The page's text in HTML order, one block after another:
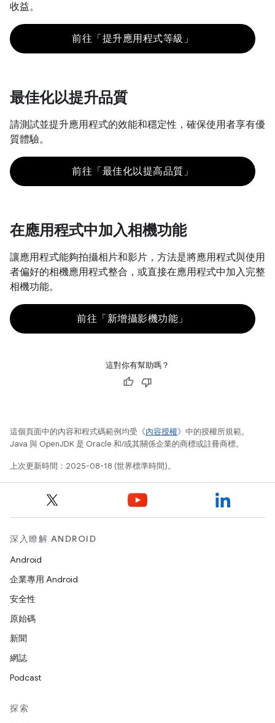
收益。
前往「提升應用程式等級」
最佳化以提升品質
請測試並提升應用程式的效能和穩定性，確保使用者享有優
質體驗。
前往「最佳化以提高品質」
在應用程式中加入相機功能
讓應用程式能夠拍攝相片和影片，方法是將應用程式與使用
者偏好的相機應用程式整合，或直接在應用程式中加入完整
相機功能。
前往「新增攝影機功能」
這對你有幫助嗎？
這個頁面中的內容和程式碼範例均受《內容授權》中的授權所規範。
Java 與 OpenJDK 是 Oracle 和/或其關係企業的商標或註冊商標。
上次更新時間：2025-08-18 (世界標準時間)。
深入瞭解 ANDROID
Android
企業專用 Android
安全性
原始碼
新聞
網誌
Podcast
探索